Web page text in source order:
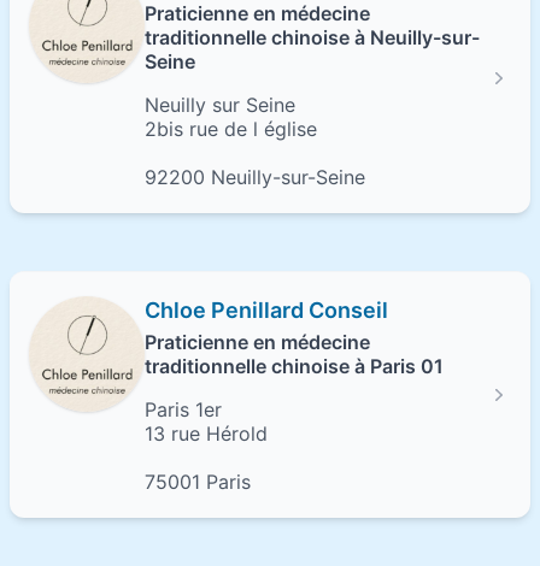
Praticienne en médecine
traditionnelle chinoise à Neuilly-sur-
Seine
Neuilly sur Seine
2bis rue de l église
92200 Neuilly-sur-Seine
Chloe Penillard Conseil
Praticienne en médecine
traditionnelle chinoise à Paris 01
Paris 1er
13 rue Hérold
75001 Paris